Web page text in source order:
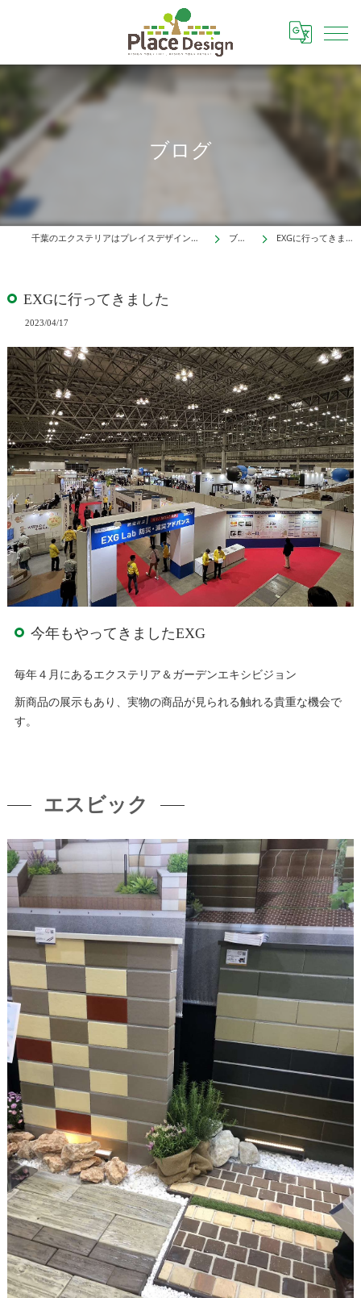
ブログ
千葉のエクステリアはプレイスデザイン株式会社 ブログ EXGに行ってきました
EXGに行ってきました
2023/04/17
今年もやってきましたEXG
毎年４月にあるエクステリア＆ガーデンエキシビジョン
新商品の展示もあり、実物の商品が見られる触れる貴重な機会で
す。
エスビック